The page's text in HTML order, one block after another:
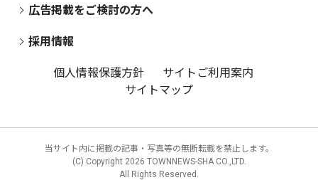
広告掲載をご検討の方へ
採用情報
個人情報保護方針
サイトご利用案内
サイトマップ
当サイト内に掲載の記事・写真等の無断転載を禁止します。
(C) Copyright 2026 TOWNNEWS-SHA CO.,LTD.
All Rights Reserved.